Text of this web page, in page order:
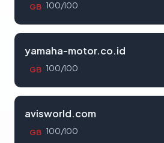
GB 100/100
yamaha-motor.co.id
GB 100/100
avisworld.com
GB 100/100